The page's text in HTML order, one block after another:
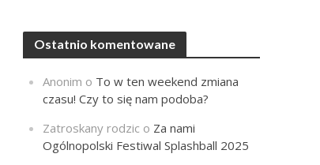
Ostatnio komentowane
Anonim o To w ten weekend zmiana
czasu! Czy to się nam podoba?
Zatroskany rodzic o Za nami
Ogólnopolski Festiwal Splashball 2025